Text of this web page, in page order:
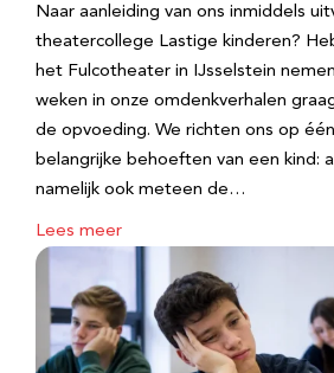
Naar aanleiding van ons inmiddels
theatercollege Lastige kinderen?
het Fulcotheater in IJsselstein
weken in onze omdenkverhalen
de opvoeding. We richten ons op
belangrijke behoeften van een kind:
namelijk ook meteen de…
Lees meer